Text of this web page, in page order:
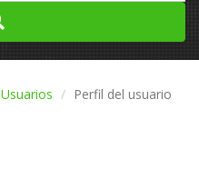
Usuarios Perfil del usuario